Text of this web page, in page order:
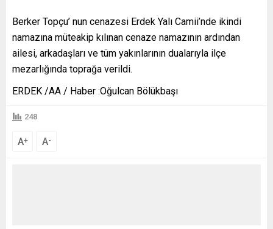
Berker Topçu’ nun cenazesi Erdek Yalı Camii’nde ikindi
namazına müteakip kılınan cenaze namazının ardından
ailesi, arkadaşları ve tüm yakınlarının dualarıyla ilçe
mezarlığında toprağa verildi.
ERDEK /AA / Haber :Oğulcan Bölükbaşı
248
A+ A-